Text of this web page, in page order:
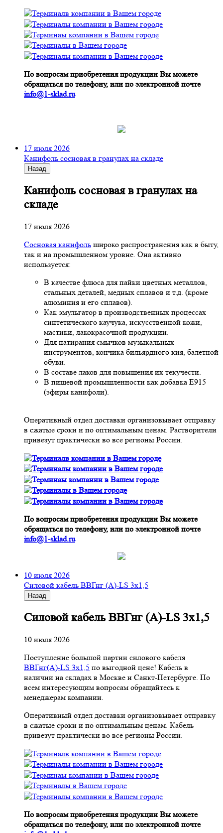
По вопросам приобретения продукции Вы можете
обращаться по телефону, или по электронной почте
info@1-sklad.ru
17 июля 2026
Канифоль сосновая в гранулах на складе
Назад
Канифоль сосновая в гранулах на
складе
17 июля 2026
Сосновая канифоль широко распространения как в быту,
так и на промышленном уровне. Она активно
используется:
В качестве флюса для пайки цветных металлов,
стальных деталей, медных сплавов и т.д. (кроме
алюминия и его сплавов).
Как эмульгатор в производственных процессах
синтетического каучука, искусственной кожи,
мастики, лакокрасочной продукции.
Для натирания смычков музыкальных
инструментов, кончика бильярдного кия, балетной
обуви.
В составе лаков для повышения их текучести.
В пищевой промышленности как добавка Е915
(эфиры канифоли).
Оперативный отдел доставки организовывает отправку
в сжатые сроки и по оптимальным ценам. Растворители
привезут практически во все регионы России.
По вопросам приобретения продукции Вы можете
обращаться по телефону, или по электронной почте
info@1-sklad.ru
10 июля 2026
Cиловой кабель ВВГнг (A)-LS 3х1,5
Назад
Cиловой кабель ВВГнг (A)-LS 3х1,5
10 июля 2026
Поступление большой партии силового кабеля
ВВГнг(A)-LS 3х1,5 по выгодной цене! Кабель в
наличии на складах в Москве и Санкт-Петербурге. По
всем интересующим вопросам обращайтесь к
менеджерам компании.
Оперативный отдел доставки организовывает отправку
в сжатые сроки и по оптимальным ценам. Кабель
привезут практически во все регионы России.
По вопросам приобретения продукции Вы можете
обращаться по телефону, или по электронной почте